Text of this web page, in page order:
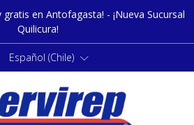
en Antofagasta! - ¡Nueva Sucursal
Quilicura!
Español (Chile)